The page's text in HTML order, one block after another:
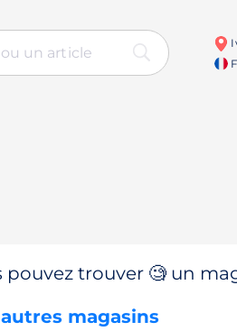
trouver 🧐 un
magasins